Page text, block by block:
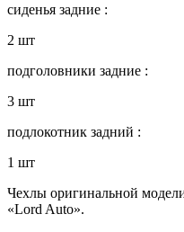
сиденья задние :
2 шт
подголовники задние :
3 шт
подлокотник задний :
1 шт
Чехлы оригинальной
«Lord Auto».